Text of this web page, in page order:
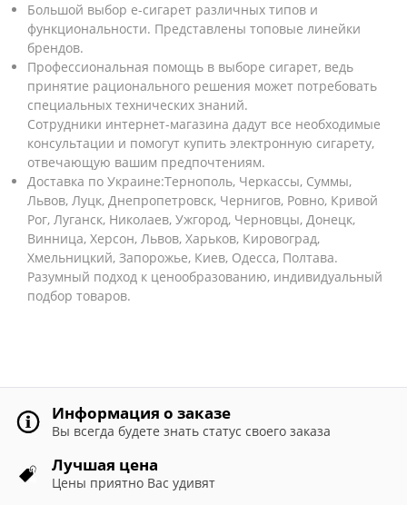
Большой выбор е-сигарет различных типов и
функциональности. Представлены топовые линейки
брендов.
Профессиональная помощь в выборе сигарет, ведь
принятие рационального решения может потребовать
специальных технических знаний.
Сотрудники интернет-магазина дадут все необходимые
консультации и помогут купить электронную сигарету,
отвечающую вашим предпочтениям.
Доставка по Украине:Тернополь, Черкассы, Суммы,
Львов, Луцк, Днепропетровск, Чернигов, Ровно, Кривой
Рог, Луганск, Николаев, Ужгород, Черновцы, Донецк,
Винница, Херсон, Львов, Харьков, Кировоград,
Хмельницкий, Запорожье, Киев, Одесса, Полтава.
Разумный подход к ценообразованию, индивидуальный
подбор товаров.
Информация о заказе
Вы всегда будете знать статус своего заказа
Лучшая цена
Цены приятно Вас удивят